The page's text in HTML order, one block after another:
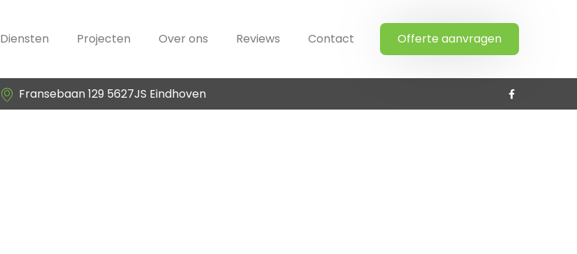
Diensten Projecten Over ons Reviews Contact Offerte aanvragen
Fransebaan 129 5627JS Eindhoven